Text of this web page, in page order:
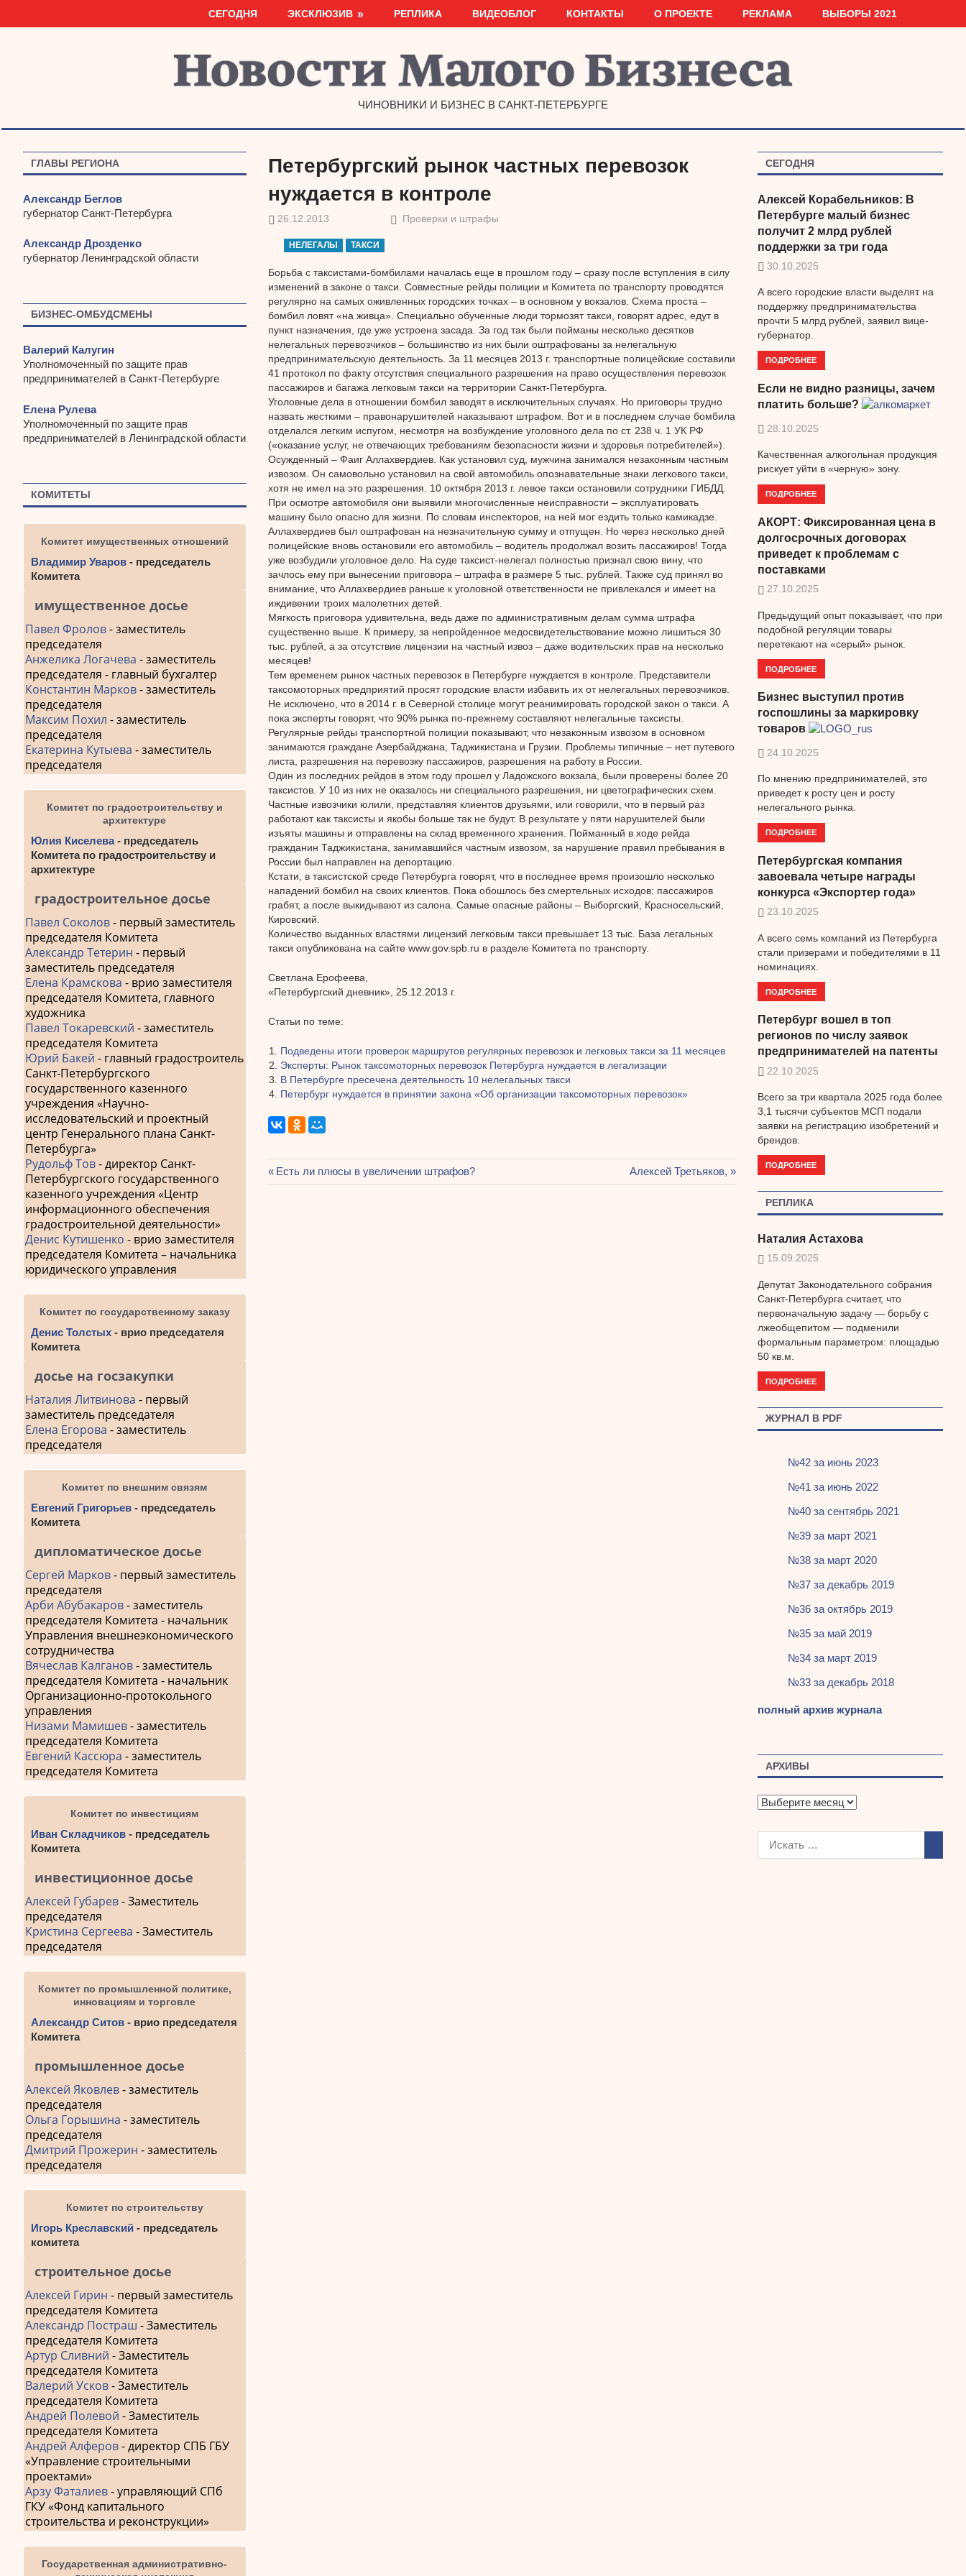
СЕГОДНЯ ЭКСКЛЮЗИВ РЕПЛИКА ВИДЕОБЛОГ КОНТАКТЫ О ПРОЕКТЕ РЕКЛАМА ВЫБОРЫ 2021
ЧИНОВНИКИ И БИЗНЕС В САНКТ-ПЕТЕРБУРГЕ
Петербургский рынок частных перевозок
нуждается в контроле
26.12.2013 Проверки и штрафы
НЕЛЕГАЛЫ ТАКСИ
Борьба с таксистами-бомбилами началась еще в прошлом году – сразу после вступления в силу
изменений в законе о такси. Совместные рейды полиции и Комитета по транспорту проводятся
регулярно на самых оживленных городских точках – в основном у вокзалов. Схема проста –
бомбил ловят «на живца». Специально обученные люди тормозят такси, говорят адрес, едут в
пункт назначения, где уже устроена засада. За год так были пойманы несколько десятков
нелегальных перевозчиков – большинство из них были оштрафованы за нелегальную
предпринимательскую деятельность. За 11 месяцев 2013 г. транспортные полицейские составили
41 протокол по факту отсутствия специального разрешения на право осуществления перевозок
пассажиров и багажа легковым такси на территории Санкт-Петербурга.
Уголовные дела в отношении бомбил заводят в исключительных случаях. Но приговоры трудно
назвать жесткими – правонарушителей наказывают штрафом. Вот и в последнем случае бомбила
отделался легким испугом, несмотря на возбуждение уголовного дела по ст. 238 ч. 1 УК РФ
(«оказание услуг, не отвечающих требованиям безопасности жизни и здоровья потребителей»).
Осужденный – Фаиг Аллахвердиев. Как установил суд, мужчина занимался незаконным частным
извозом. Он самовольно установил на свой автомобиль опознавательные знаки легкового такси,
хотя не имел на это разрешения. 10 октября 2013 г. левое такси остановили сотрудники ГИБДД.
При осмотре автомобиля они выявили многочисленные неисправности – эксплуатировать
машину было опасно для жизни. По словам инспекторов, на ней мог ездить только камикадзе.
Аллахвердиев был оштрафован на незначительную сумму и отпущен. Но через несколько дней
полицейские вновь остановили его автомобиль – водитель продолжал возить пассажиров! Тогда
уже возбудили уголовное дело. На суде таксист-нелегал полностью признал свою вину, что
зачлось ему при вынесении приговора – штрафа в размере 5 тыс. рублей. Также суд принял во
внимание, что Аллахвердиев раньше к уголовной ответственности не привлекался и имеет на
иждивении троих малолетних детей.
Мягкость приговора удивительна, ведь даже по административным делам сумма штрафа
существенно выше. К примеру, за непройденное медосвидетельствование можно лишиться 30
тыс. рублей, а за отсутствие лицензии на частный извоз – даже водительских прав на несколько
месяцев!
Тем временем рынок частных перевозок в Петербурге нуждается в контроле. Представители
таксомоторных предприятий просят городские власти избавить их от нелегальных перевозчиков.
Не исключено, что в 2014 г. в Северной столице могут реанимировать городской закон о такси. А
пока эксперты говорят, что 90% рынка по-прежнему составляют нелегальные таксисты.
Регулярные рейды транспортной полиции показывают, что незаконным извозом в основном
занимаются граждане Азербайджана, Таджикистана и Грузии. Проблемы типичные – нет путевого
листа, разрешения на перевозку пассажиров, разрешения на работу в России.
Один из последних рейдов в этом году прошел у Ладожского вокзала, были проверены более 20
таксистов. У 10 из них не оказалось ни специального разрешения, ни цветографических схем.
Частные извозчики юлили, представляя клиентов друзьями, или говорили, что в первый раз
работают как таксисты и якобы больше так не будут. В результате у пяти нарушителей были
изъяты машины и отправлены на склад временного хранения. Пойманный в ходе рейда
гражданин Таджикистана, занимавшийся частным извозом, за нарушение правил пребывания в
России был направлен на депортацию.
Кстати, в таксистской среде Петербурга говорят, что в последнее время произошло несколько
нападений бомбил на своих клиентов. Пока обошлось без смертельных исходов: пассажиров
грабят, а после выкидывают из салона. Самые опасные районы – Выборгский, Красносельский,
Кировский.
Количество выданных властями лицензий легковым такси превышает 13 тыс. База легальных
такси опубликована на сайте www.gov.spb.ru в разделе Комитета по транспорту.
Светлана Ерофеева,
«Петербургский дневник», 25.12.2013 г.
Статьи по теме:
Подведены итоги проверок маршрутов регулярных перевозок и легковых такси за 11 месяцев
Эксперты: Рынок таксомоторных перевозок Петербурга нуждается в легализации
В Петербурге пресечена деятельность 10 нелегальных такси
Петербург нуждается в принятии закона «Об организации таксомоторных перевозок»
Навигация
Предыдущая
запись:
Есть ли плюсы в увеличении штрафов?
Следующая
запись:
Алексей Третьяков,
ГЛАВЫ РЕГИОНА
Александр Беглов
губернатор Санкт-Петербурга
Александр Дрозденко
губернатор Ленинградской области
БИЗНЕС-ОМБУДСМЕНЫ
Валерий Калугин
Уполномоченный по защите прав
предпринимателей в Санкт-Петербурге
Елена Рулева
Уполномоченный по защите прав
предпринимателей в Ленинградской области
КОМИТЕТЫ
Комитет имущественных отношений
Владимир Уваров - председатель
Комитета
имущественное досье
Павел Фролов- заместитель
председателя
Анжелика Логачева - заместитель
председателя - главный бухгалтер
Константин Марков- заместитель
председателя
Максим Похил - заместитель
председателя
Екатерина Кутыева - заместитель
председателя
Комитет по градостроительству и
архитектуре
Юлия Киселева- председатель
Комитета по градостроительству и
архитектуре
градостроительное досье
Павел Соколов- первый заместитель
председателя Комитета
Александр Тетерин - первый
заместитель председателя
Елена Крамскова - врио заместителя
председателя Комитета, главного
художника
Павел Токаревский - заместитель
председателя Комитета
Юрий Бакей - главный градостроитель
Санкт-Петербургского
государственного казенного
учреждения «Научно-
исследовательский и проектный
центр Генерального плана Санкт-
Петербурга»
Рудольф Тов- директор Санкт-
Петербургского государственного
казенного учреждения «Центр
информационного обеспечения
градостроительной деятельности»
Денис Кутишенко - врио заместителя
председателя Комитета – начальника
юридического управления
Комитет по государственному заказу
Денис Толстых - врио председателя
Комитета
досье на госзакупки
Наталия Литвинова - первый
заместитель председателя
Елена Егорова - заместитель
председателя
Комитет по внешним связям
Евгений Григорьев - председатель
Комитета
дипломатическое досье
Сергей Марков- первый заместитель
председателя
Арби Абубакаров- заместитель
председателя Комитета - начальник
Управления внешнеэкономического
сотрудничества
Вячеслав Калганов- заместитель
председателя Комитета - начальник
Организационно-протокольного
управления
Низами Мамишев- заместитель
председателя Комитета
Евгений Кассюра - заместитель
председателя Комитета
Комитет по инвестициям
Иван Складчиков - председатель
Комитета
инвестиционное досье
Алексей Губарев- Заместитель
председателя
Кристина Сергеева - Заместитель
председателя
Комитет по промышленной политике,
инновациям и торговле
Александр Ситов - врио председателя
Комитета
промышленное досье
Алексей Яковлев- заместитель
председателя
Ольга Горышина - заместитель
председателя
Дмитрий Прожерин - заместитель
председателя
Комитет по строительству
Игорь Креславский - председатель
комитета
строительное досье
Алексей Гирин - первый заместитель
председателя Комитета
Александр Постраш - Заместитель
председателя Комитета
Артур Сливний - Заместитель
председателя Комитета
Валерий Усков- Заместитель
председателя Комитета
Андрей Полевой - Заместитель
председателя Комитета
Андрей Алферов- директор СПБ ГБУ
«Управление строительными
проектами»
Арзу Фаталиев- управляющий СПб
ГКУ «Фонд капитального
строительства и реконструкции»
Государственная административно-
СЕГОДНЯ
Алексей Корабельников: В
Петербурге малый бизнес
получит 2 млрд рублей
поддержки за три года
30.10.2025
А всего городские власти выделят на
поддержку предпринимательства
прочти 5 млрд рублей, заявил вице-
губернатор.
ПОДРОБНЕЕ
Если не видно разницы, зачем
платить больше?
28.10.2025
Качественная алкогольная продукция
рискует уйти в «черную» зону.
ПОДРОБНЕЕ
АКОРТ: Фиксированная цена в
долгосрочных договорах
приведет к проблемам с
поставками
27.10.2025
Предыдущий опыт показывает, что при
подобной регуляции товары
перетекают на «серый» рынок.
ПОДРОБНЕЕ
Бизнес выступил против
госпошлины за маркировку
товаров
24.10.2025
По мнению предпринимателей, это
приведет к росту цен и росту
нелегального рынка.
ПОДРОБНЕЕ
Петербургская компания
завоевала четыре награды
конкурса «Экспортер года»
23.10.2025
А всего семь компаний из Петербурга
стали призерами и победителями в 11
номинациях.
ПОДРОБНЕЕ
Петербург вошел в топ
регионов по числу заявок
предпринимателей на патенты
22.10.2025
Всего за три квартала 2025 года более
3,1 тысячи субъектов МСП подали
заявки на регистрацию изобретений и
брендов.
ПОДРОБНЕЕ
РЕПЛИКА
Наталия Астахова
15.09.2025
Депутат Законодательного собрания
Санкт-Петербурга считает, что
первоначальную задачу — борьбу с
лжеобщепитом — подменили
формальным параметром: площадью
50 кв.м.
ПОДРОБНЕЕ
ЖУРНАЛ В PDF
№42 за июнь 2023
№41 за июнь 2022
№40 за сентябрь 2021
№39 за март 2021
№38 за март 2020
№37 за декабрь 2019
№36 за октябрь 2019
№35 за май 2019
№34 за март 2019
№33 за декабрь 2018
полный архив журнала
АРХИВЫ
А
х
в